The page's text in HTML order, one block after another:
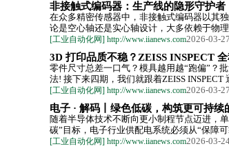
非接触式编码器：生产线的隐形守护者
在众多精密传感器中，非接触式编码器以其
论是空心轴还是实心轴设计，大多依赖于物
[工业自动化网] http://www.iianews.com2026-03-27
3D 打印品质不稳？ZEISS INSPECT
零件尺寸总差一口气？模具越用越“跑偏”？
法! 接下来四期，我们就跟着ZEISS INSPECT
[工业自动化网] http://www.iianews.com2026-03-27
电子 · 解码丨绿色低碳，构筑更可持续
随着半导体技术不断向更小制程节点迈进，
碳”目标，电子行业供配电系统必须从“保障
[工业自动化网] http://www.iianews.com2026-03-